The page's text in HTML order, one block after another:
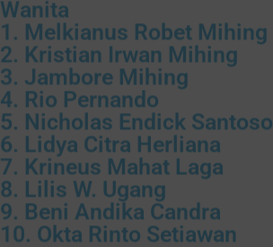
Wanita
1. Melkianus Robet Mihing
2. Kristian Irwan Mihing
3. Jambore Mihing
4. Rio Pernando
5. Nicholas Endick Santoso
6. Lidya Citra Herliana
7. Krineus Mahat Laga
8. Lilis W. Ugang
9. Beni Andika Candra
10. Okta Rinto Setiawan